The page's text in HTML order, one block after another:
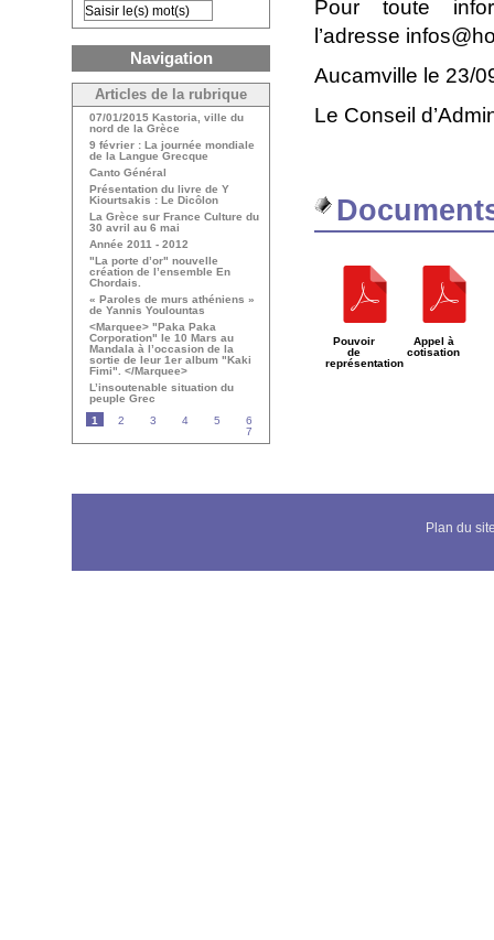
Pour toute
l’adresse
Aucamville le 23/
Le Conseil
Pouvoir
de
représentation
Appel à
cotisation
Navigation
Articles de la rubrique
07/01/2015 Kastoria, ville du
nord de la Grèce
9 février : La journée mondiale
de la Langue Grecque
Canto Général
Présentation du livre de Y
Kiourtsakis : Le Dicôlon
La Grèce sur France Culture du
30 avril au 6 mai
Année 2011 - 2012
"La porte d’or" nouvelle
création de l’ensemble En
Chordais.
« Paroles de murs athéniens »
de Yannis Youlountas
<Marquee> "Paka Paka
Corporation" le 10 Mars au
Mandala à l’occasion de la
sortie de leur 1er album "Kaki
Fimi". </Marquee>
L’insoutenable situation du
peuple Grec
1
2 3 4 5
6
7
Plan du